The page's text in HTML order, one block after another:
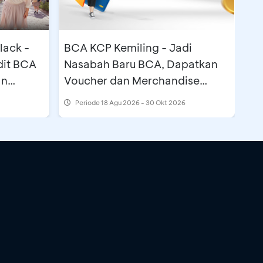
-
BCA
BCA KCP Kemiling - Jadi
Nasabah Baru BCA, Dapatkan
Voucher dan Merchandise
Spesial
Periode18 Agu 2026 - 30 Okt 2026